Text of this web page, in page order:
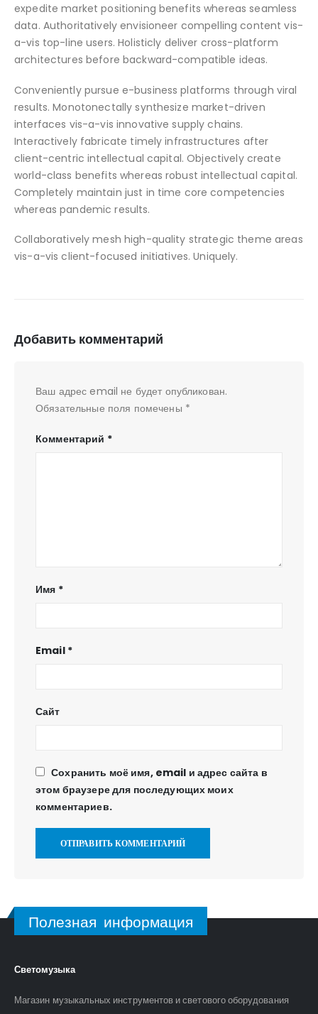
expedite market positioning benefits whereas seamless
data. Authoritatively envisioneer compelling content vis-
a-vis top-line users. Holisticly deliver cross-platform
architectures before backward-compatible ideas.
Conveniently pursue e-business platforms through viral
results. Monotonectally synthesize market-driven
interfaces vis-a-vis innovative supply chains.
Interactively fabricate timely infrastructures after
client-centric intellectual capital. Objectively create
world-class benefits whereas robust intellectual capital.
Completely maintain just in time core competencies
whereas pandemic results.
Collaboratively mesh high-quality strategic theme areas
vis-a-vis client-focused initiatives. Uniquely.
Добавить комментарий
Ваш адрес email не будет опубликован.
Обязательные поля помечены *
Комментарий *
Имя *
Email *
Сайт
Сохранить моё имя, email и адрес сайта в
этом браузере для последующих моих
комментариев.
Полезная информация
Светомузыка
Магазин музыкальных инструментов и светового оборудования